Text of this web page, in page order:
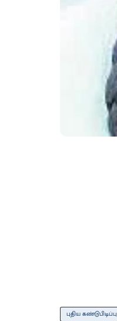
புதிய கண்டுபிடிப்பு